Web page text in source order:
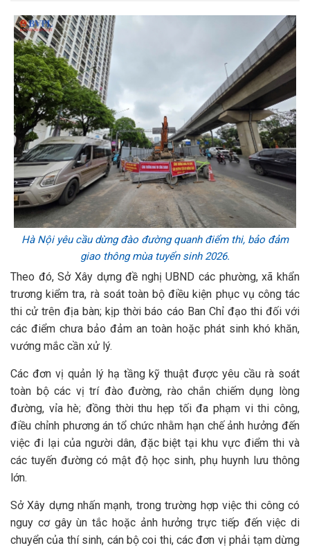
Hà Nội yêu cầu dừng đào đường quanh điểm thi, bảo đảm
giao thông mùa tuyển sinh 2026.
Theo đó, Sở Xây dựng đề nghị UBND các phường, xã khẩn
trương kiểm tra, rà soát toàn bộ điều kiện phục vụ công tác
thi cử trên địa bàn; kịp thời báo cáo Ban Chỉ đạo thi đối với
các điểm chưa bảo đảm an toàn hoặc phát sinh khó khăn,
vướng mắc cần xử lý.
Các đơn vị quản lý hạ tầng kỹ thuật được yêu cầu rà soát
toàn bộ các vị trí đào đường, rào chắn chiếm dụng lòng
đường, vỉa hè; đồng thời thu hẹp tối đa phạm vi thi công,
điều chỉnh phương án tổ chức nhằm hạn chế ảnh hưởng đến
việc đi lại của người dân, đặc biệt tại khu vực điểm thi và
các tuyến đường có mật độ học sinh, phụ huynh lưu thông
lớn.
Sở Xây dựng nhấn mạnh, trong trường hợp việc thi công có
nguy cơ gây ùn tắc hoặc ảnh hưởng trực tiếp đến việc di
chuyển của thí sinh, cán bộ coi thi, các đơn vị phải tạm dừng